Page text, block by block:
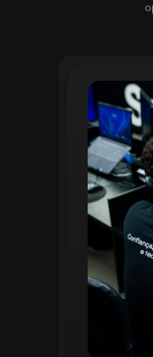
O
estruturar
de
análise
garantir